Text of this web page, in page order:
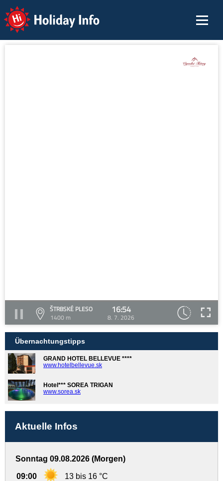
Holiday Info
ŠTRBSKÉ PLESO
1400 m
16:54
8. 7. 2026
Übernachtungstipps
GRAND HOTEL BELLEVUE ****
www.hotelbellevue.sk
Hotel*** SOREA TRIGAN
www.sorea.sk
Aktuelle Infos
Sonntag 09.08.2026 (Morgen)
09:00 13 bis 16 °C